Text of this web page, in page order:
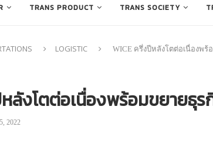
TRANS PRODUCT TRANS SOCIETY
LOGISTIC WICE ครึ่งปีหลังโตต่อเนื่องพร้
ลังโตต่อเนื่องพร้อมขยายธุร
2022